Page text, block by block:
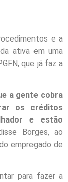
e a
ativa em uma
que já faz a
a gente cobra
os créditos
e estão
Borges, ao
empregado de
para fazer a